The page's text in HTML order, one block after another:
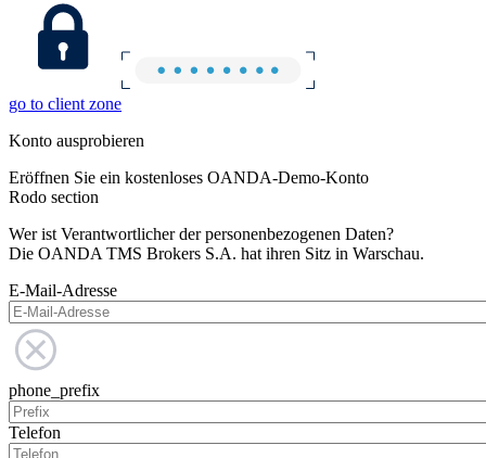
go to client zone
Konto ausprobieren
Eröffnen Sie ein kostenloses OANDA-Demo-Konto
Rodo section
Wer ist Verantwortlicher der personenbezogenen Daten?
Die OANDA TMS Brokers S.A. hat ihren Sitz in Warschau.
E-Mail-Adresse
phone_prefix
Telefon